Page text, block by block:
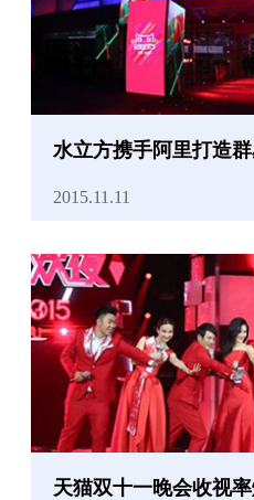
水立方携手阿里打造
2015.11.11
天猫双十一晚会收视